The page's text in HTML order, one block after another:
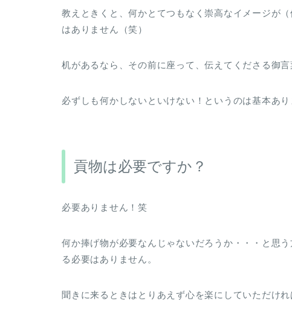
教えときくと、何かとてつもなく崇高なイメージが
はありません（笑）
机があるなら、その前に座って、伝えてくださる御
必ずしも何かしないといけない！というのは基本あり
貢物は必要ですか？
必要ありません！笑
何か捧げ物が必要なんじゃないだろうか・・・と思
る必要はありません。
聞きに来るときはとりあえず心を楽にしていただけれ